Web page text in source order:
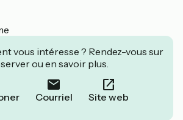
vous intéresse ? Rendez-vous sur
ou en savoir plus.
Courriel Site web